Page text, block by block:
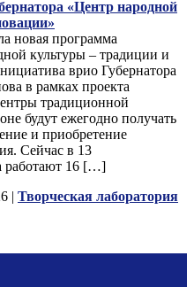
«Центр народной
новая программа
культуры – традиции и
врио Губернатора
в рамках проекта
традиционной
будут ежегодно получать
и приобретение
Сейчас в 13
работают 16 […]
| Творческая лаборатория